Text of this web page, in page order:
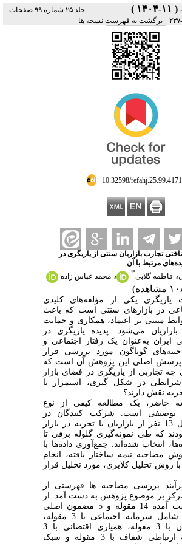
جلد ۲۵ شماره ۹۹ صفحات
| برگشت به فهرست نسخه ها
10.32598/
تجارب بازاریان سنتی از یاریگری در
مرتبط با آن
، فاطمه گلابی* ، محمد عباس زاده
یاریگری یکی از مؤلفه‌های کلیدی
در بازارهای سنتی است که باعث
مبتنی بر اعتماد، همکاری و حمایت
بازاریان می‌شود. پدیده یاریگری در
ایران به‌عنوان یک رفتار اجتماعی و
گوناگون مورد بررسی قرار
پرسش اصلی این پژوهش آن است که
چه تجاربی از یاریگری در فضای بازار
در شکل گیری، استمرار یا
نقش دارند؟
حاضر، یک مطالعه کیفی از نوع
توصیفی است. شرکت کنندگان در
پژوهش شامل 13 نفر از بازاریان با تجربه در بازار
که طی نمونه‌گیری گلوله برفی تا
انتخاب شده‌اند. جمع‌آوری داده‌ها با
مصاحبه نیمه ساختار یافته، انجام
روش تحلیل کلایزی، مورد تحلیل قرار
بررسی مصاحبه ها فهرستی از
بر موضوع پژوهش به دست آمد. از
کدهای به دست آمده 14 مقوله و 5 مضمون اصلی
منتج شد که شامل سرمایه اجتماعی با 3 مقوله،
اجتماعی شدن با 3 مقوله، همیاری اقتضائی با 3
مقوله، شبکه ارتباطی شفاف با 3 مقوله و سبک